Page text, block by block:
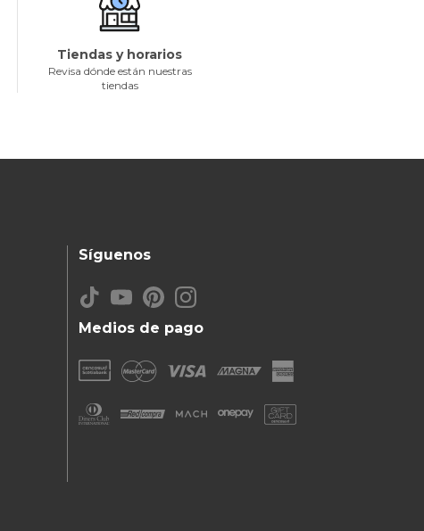
Tiendas y horarios
Revisa dónde están nuestras
tiendas
Medios de pago
Síguenos